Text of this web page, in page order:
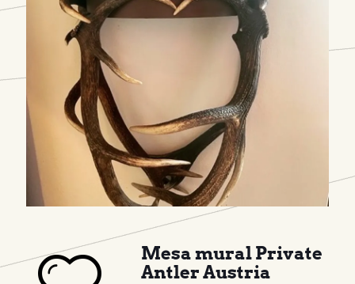
Mesa mural Private
Antler Austria